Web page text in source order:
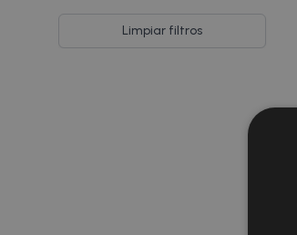
Gris Antracita
Limpiar filtros